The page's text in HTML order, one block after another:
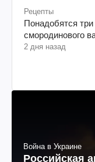
Рецепты
Понадобятся
смородинового
2 дня назад
Война в Украине
Российская